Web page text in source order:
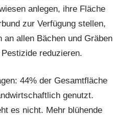
anlegen, ihre Fläche
zur Verfügung stellen,
an allen Bächen und Gräben
reduzieren.
44% der Gesamtfläche
genutzt.
es nicht. Mehr blühende